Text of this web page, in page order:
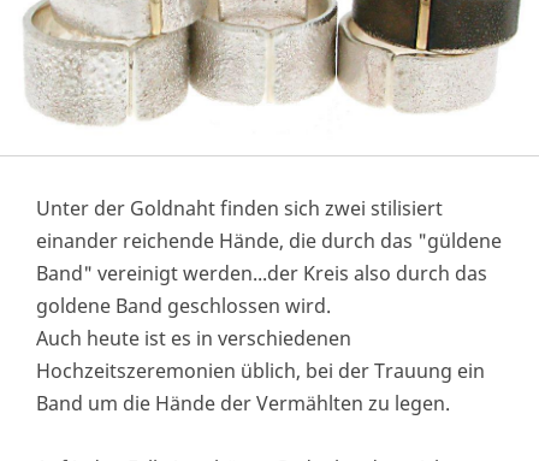
Unter der Goldnaht finden sich zwei stilisiert
einander reichende Hände, die durch das "güldene
Band" vereinigt werden...der Kreis also durch das
goldene Band geschlossen wird.
Auch heute ist es in verschiedenen
Hochzeitszeremonien üblich, bei der Trauung ein
Band um die Hände der Vermählten zu legen.